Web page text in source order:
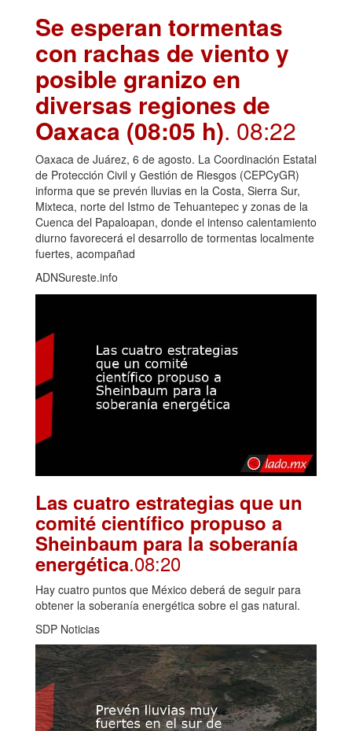
Se esperan tormentas
con rachas de viento y
posible granizo en
diversas regiones de
Oaxaca (08:05 h). 08:22
Oaxaca de Juárez, 6 de agosto. La Coordinación Estatal
de Protección Civil y Gestión de Riesgos (CEPCyGR)
informa que se prevén lluvias en la Costa, Sierra Sur,
Mixteca, norte del Istmo de Tehuantepec y zonas de la
Cuenca del Papaloapan, donde el intenso calentamiento
diurno favorecerá el desarrollo de tormentas localmente
fuertes, acompañad
ADNSureste.info
Las cuatro estrategias que un
comité científico propuso a
Sheinbaum para la soberanía
energética.08:20
Hay cuatro puntos que México deberá de seguir para
obtener la soberanía energética sobre el gas natural.
SDP Noticias